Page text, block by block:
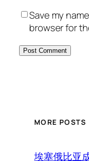
Save my
browser for
MORE POSTS
埃塞俄比亚